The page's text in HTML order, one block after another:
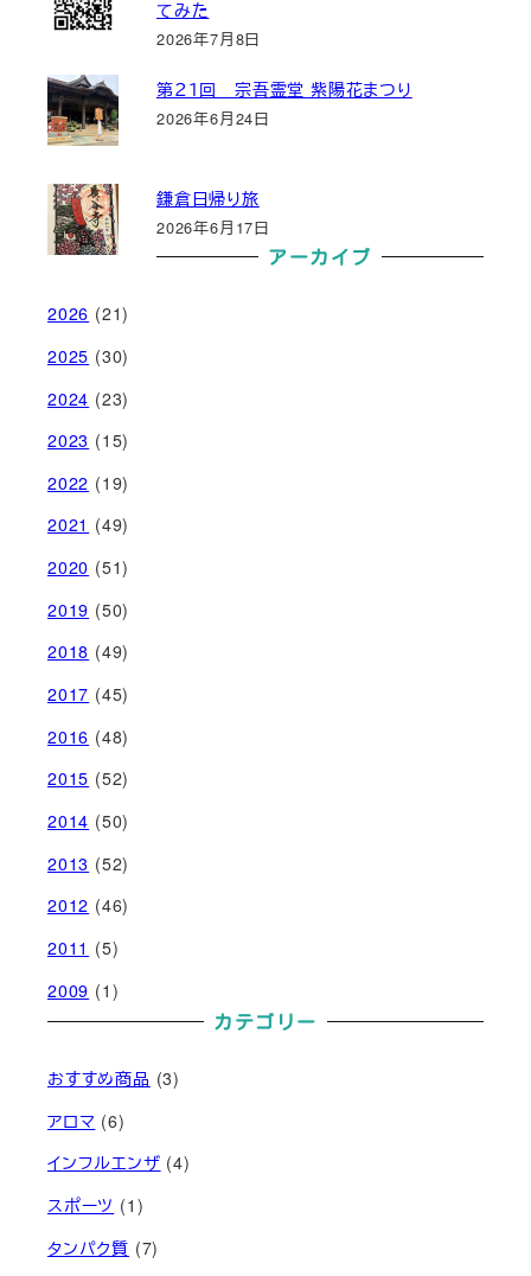
てみた
2026年7月8日
第２１回 宗吾霊堂 紫陽花まつり
2026年6月24日
鎌倉日帰り旅
2026年6月17日
アーカイブ
2026 (21)
2025 (30)
2024 (23)
2023 (15)
2022 (19)
2021 (49)
2020 (51)
2019 (50)
2018 (49)
2017 (45)
2016 (48)
2015 (52)
2014 (50)
2013 (52)
2012 (46)
2011 (5)
2009 (1)
カテゴリー
おすすめ商品 (3)
アロマ (6)
インフルエンザ (4)
スポーツ (1)
タンパク質 (7)